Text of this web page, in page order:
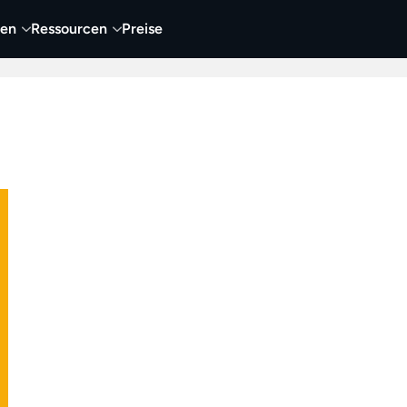
Ressourcen Preise
Video Visueller Content